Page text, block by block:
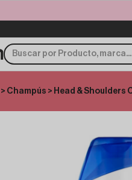
> Champús > Head & Shoulders